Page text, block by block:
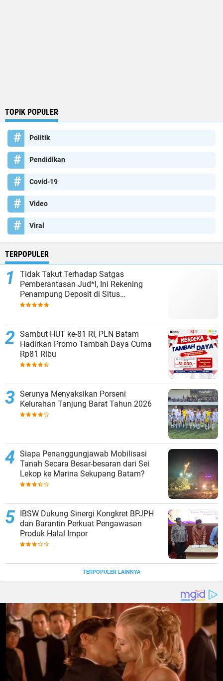
TOPIK POPULER
Politik
Pendidikan
Covid-19
Video
Viral
TERPOPULER
Tidak Takut Terhadap Satgas
Pemberantasan Jud*l, Ini Rekening
Penampung Deposit di Situs
MENARA4D
Sambut HUT ke-81 RI, PLN Batam
Hadirkan Promo Tambah Daya Cuma
Rp81 Ribu
Serunya Menyaksikan Porseni
Kelurahan Tanjung Barat Tahun 2026
Siapa Penanggungjawab Mobilisasi
Tanah Secara Besar-besaran dari Sei
Lekop ke Marina Sekupang Batam?
IBSW Dukung Sinergi Kongkret BPJPH
dan Barantin Perkuat Pengawasan
Produk Halal Impor
TERPOPULER LAINNYA